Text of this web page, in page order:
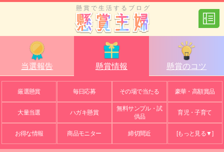
懸賞で生活するブログ
当選報告 懸賞情報 懸賞のコツ
厳選懸賞 毎日応募 その場で当たる 豪華・高額賞品
大量当選 ハガキ懸賞
無料サンプル・試
供品
育児・子育て
お得な情報 商品モニター 締切間近 [もっと見る▼]